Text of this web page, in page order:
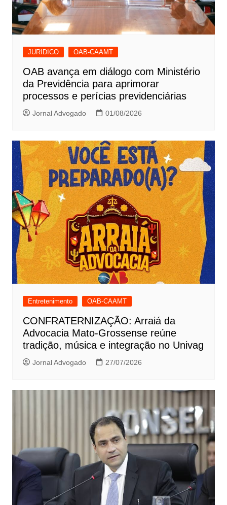
JURIDICO OAB-CAAMT
OAB avança em diálogo com Ministério
da Previdência para aprimorar
processos e perícias previdenciárias
Jornal Advogado 01/08/2026
Entretenimento OAB-CAAMT
CONFRATERNIZAÇÃO: Arraiá da
Advocacia Mato-Grossense reúne
tradição, música e integração no Univag
Jornal Advogado 27/07/2026